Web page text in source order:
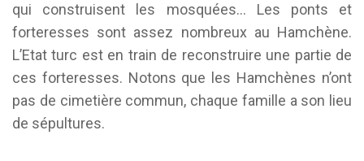
qui construisent les mosquées… Les ponts et
forteresses sont assez nombreux au Hamchène.
L’Etat turc est en train de reconstruire une partie de
ces forteresses. Notons que les Hamchènes n’ont
pas de cimetière commun, chaque famille a son lieu
de sépultures.